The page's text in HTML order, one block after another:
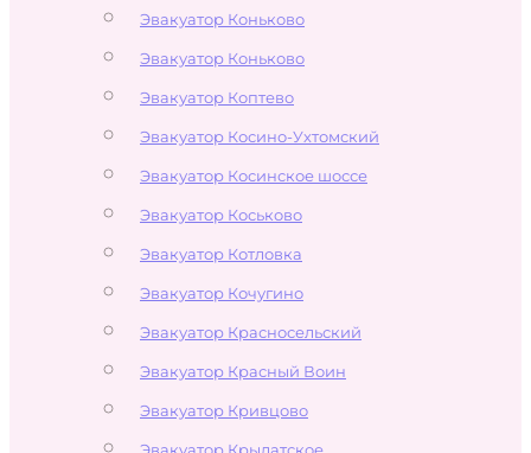
Эвакуатор Коньково
Эвакуатор Коньково
Эвакуатор Коптево
Эвакуатор Косино-Ухтомский
Эвакуатор Косинское шоссе
Эвакуатор Коськово
Эвакуатор Котловка
Эвакуатор Кочугино
Эвакуатор Красносельский
Эвакуатор Красный Воин
Эвакуатор Кривцово